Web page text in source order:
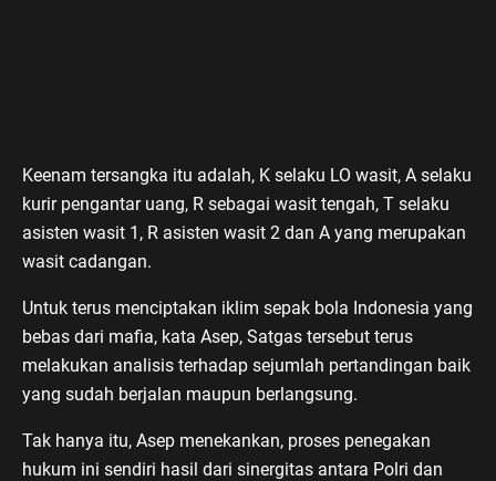
Keenam tersangka itu adalah, K selaku LO wasit, A selaku
kurir pengantar uang, R sebagai wasit tengah, T selaku
asisten wasit 1, R asisten wasit 2 dan A yang merupakan
wasit cadangan.
Untuk terus menciptakan iklim sepak bola Indonesia yang
bebas dari mafia, kata Asep, Satgas tersebut terus
melakukan analisis terhadap sejumlah pertandingan baik
yang sudah berjalan maupun berlangsung.
Tak hanya itu, Asep menekankan, proses penegakan
hukum ini sendiri hasil dari sinergitas antara Polri dan